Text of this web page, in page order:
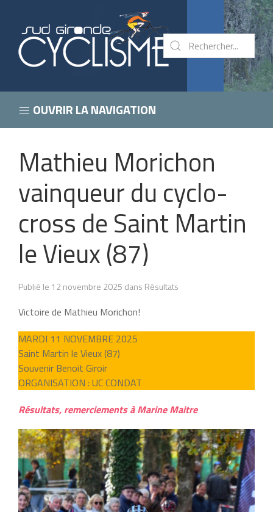
OUVRIR LA NAVIGATION
Mathieu Morichon
vainqueur du cyclo-
cross de Saint Martin
le Vieux (87)
Publié le 12 novembre 2025 dans Résultats
Victoire de Mathieu Morichon!
MARDI 11 NOVEMBRE 2025
Saint Martin le Vieux (87)
Souvenir Benoit Giroir
ORGANISATION : UC CONDAT
Résultats, remerciements à Marine Maitre